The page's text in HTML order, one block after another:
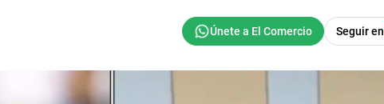
Seguir en